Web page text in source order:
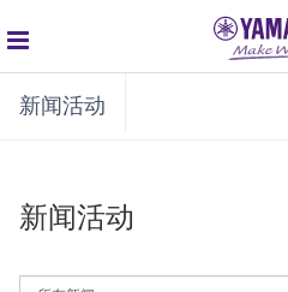
global
navigation
新闻活动
新闻活动
By